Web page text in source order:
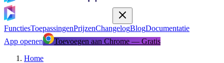
FunctiesToepassingenPrijzenChangelogBlogDocumentatie
App openen
Toevoegen aan Chrome — Gratis
Home